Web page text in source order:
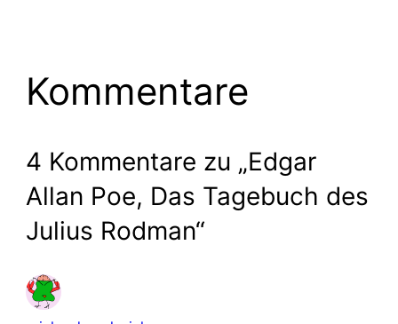
Kommentare
4 Kommentare zu „Edgar
Allan Poe, Das Tagebuch des
Julius Rodman“